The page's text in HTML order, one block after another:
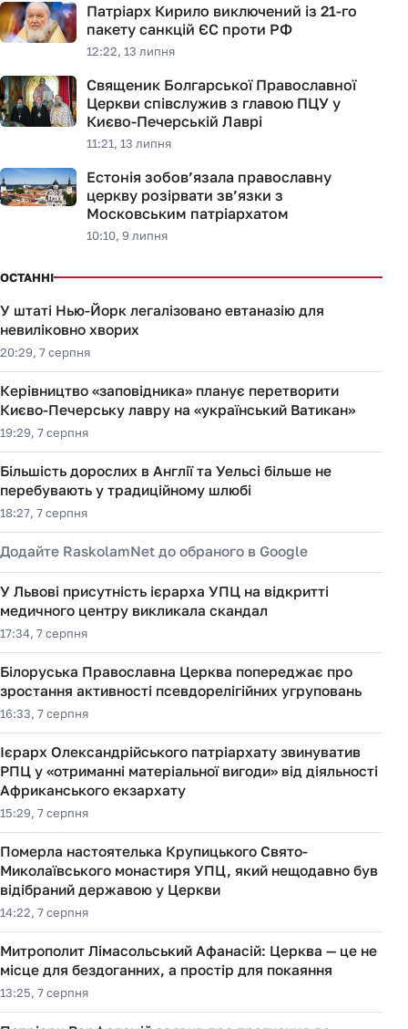
Патріарх Кирило виключений із 21-го
пакету санкцій ЄС проти РФ
12:22, 13 липня
Священик Болгарської Православної
Церкви співслужив з главою ПЦУ у
Києво-Печерській Лаврі
11:21, 13 липня
Естонія зобов’язала православну
церкву розірвати зв’язки з
Московським патріархатом
10:10, 9 липня
ОСТАННІ
У штаті Нью-Йорк легалізовано евтаназію для
невиліковно хворих
20:29, 7 серпня
Керівництво «заповідника» планує перетворити
Києво-Печерську лавру на «український Ватикан»
19:29, 7 серпня
Більшість дорослих в Англії та Уельсі більше не
перебувають у традиційному шлюбі
18:27, 7 серпня
Додайте RaskolamNet до обраного в Google
У Львові присутність ієрарха УПЦ на відкритті
медичного центру викликала скандал
17:34, 7 серпня
Білоруська Православна Церква попереджає про
зростання активності псевдорелігійних угруповань
16:33, 7 серпня
Ієрарх Олександрійського патріархату звинуватив
РПЦ у «отриманні матеріальної вигоди» від діяльності
Африканського екзархату
15:29, 7 серпня
Померла настоятелька Крупицького Свято-
Миколаївського монастиря УПЦ, який нещодавно був
відібраний державою у Церкви
14:22, 7 серпня
Митрополит Лімасольський Афанасій: Церква — це не
місце для бездоганних, а простір для покаяння
13:25, 7 серпня